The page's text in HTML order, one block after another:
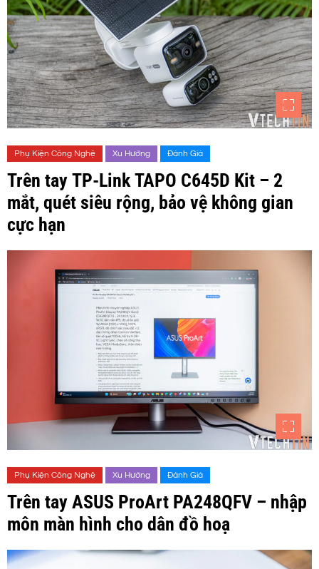
Phụ Kiện Công Nghệ Xu Hướng Đánh Giá
Trên tay TP-Link TAPO C645D Kit – 2
mắt, quét siêu rộng, bảo vệ không gian
cực hạn
Phụ Kiện Công Nghệ Xu Hướng Đánh Giá
Trên tay ASUS ProArt PA248QFV – nhập
môn màn hình cho dân đồ hoạ